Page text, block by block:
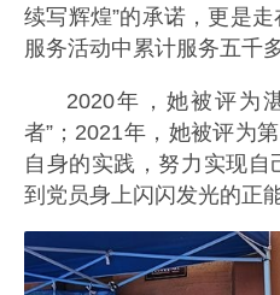
续写辉煌”的承诺，更是
服务活动中累计服务五千
2020年，她被评为
者”；2021年，她被评为
自身的实践，努力实现
到党员身上闪闪发光的正能